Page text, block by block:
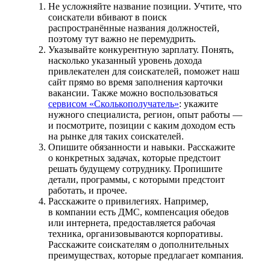
Не усложняйте название позиции. Учтите, что
соискатели вбивают в поиск
распространённые названия должностей,
поэтому тут важно не перемудрить.
Указывайте конкурентную зарплату. Понять,
насколько указанный уровень дохода
привлекателен для соискателей, поможет наш
сайт прямо во время заполнения карточки
вакансии. Также можно воспользоваться
сервисом «Сколькополучатель»: укажите
нужного специалиста, регион, опыт работы —
и посмотрите, позиции с каким доходом есть
на рынке для таких соискателей.
Опишите обязанности и навыки. Расскажите
о конкретных задачах, которые предстоит
решать будущему сотруднику. Пропишите
детали, программы, с которыми предстоит
работать, и прочее.
Расскажите о привилегиях. Например,
в компании есть ДМС, компенсация обедов
или интернета, предоставляется рабочая
техника, организовываются корпоративы.
Расскажите соискателям о дополнительных
преимуществах, которые предлагает компания.